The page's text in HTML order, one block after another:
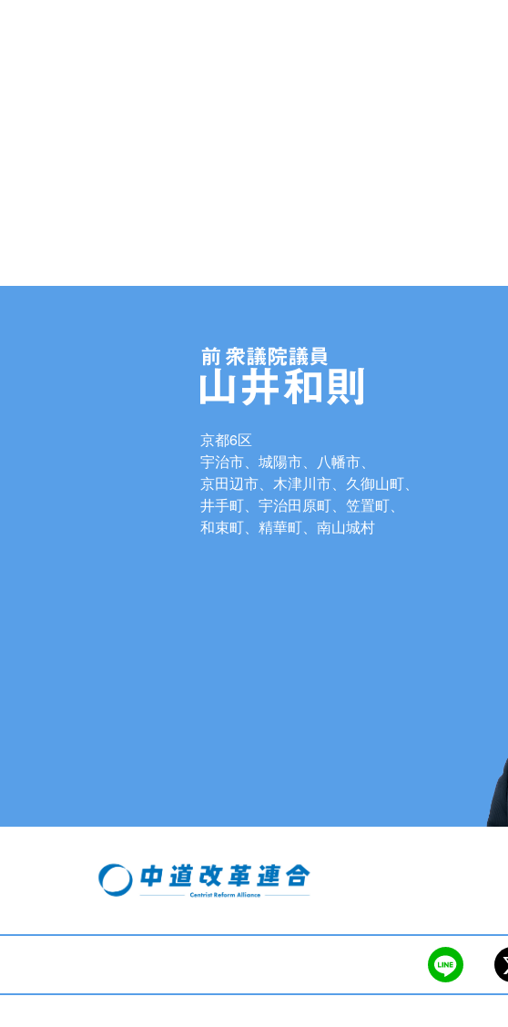
京都6区
宇治市、城陽市、八幡市、
京田辺市、木津川市、久御山町、
井手町、宇治田原町、笠置町、
和束町、精華町、南山城村